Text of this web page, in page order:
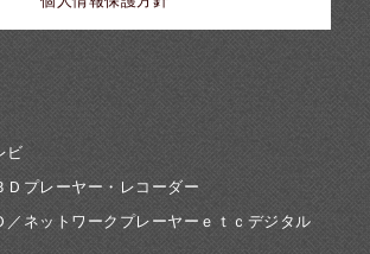
ビ
Ｄプレーヤー・レコーダー
／ネットワークプレーヤーｅｔｃデジタル